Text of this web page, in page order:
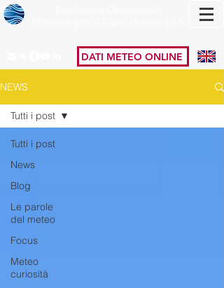
DATI METEO ONLINE
NEWS
Tutti i post
News
Blog
Le parole
del meteo
Focus
Meteo
curiosità
Tutti i post